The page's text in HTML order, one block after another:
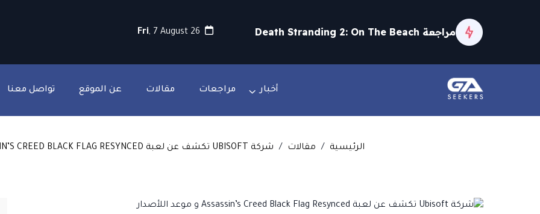
مراجعة Fretless: The Wrath of Riffson
Fri, 7 August 26
أخبار مراجعات مقالات عن الموقع تواصل معنا
الرئيسية / مقالات / شركة UBISOFT تكشف عن لعبة ASSASSIN’S CREED BLACK FLAG RESYNCED و موعد اللأصدار